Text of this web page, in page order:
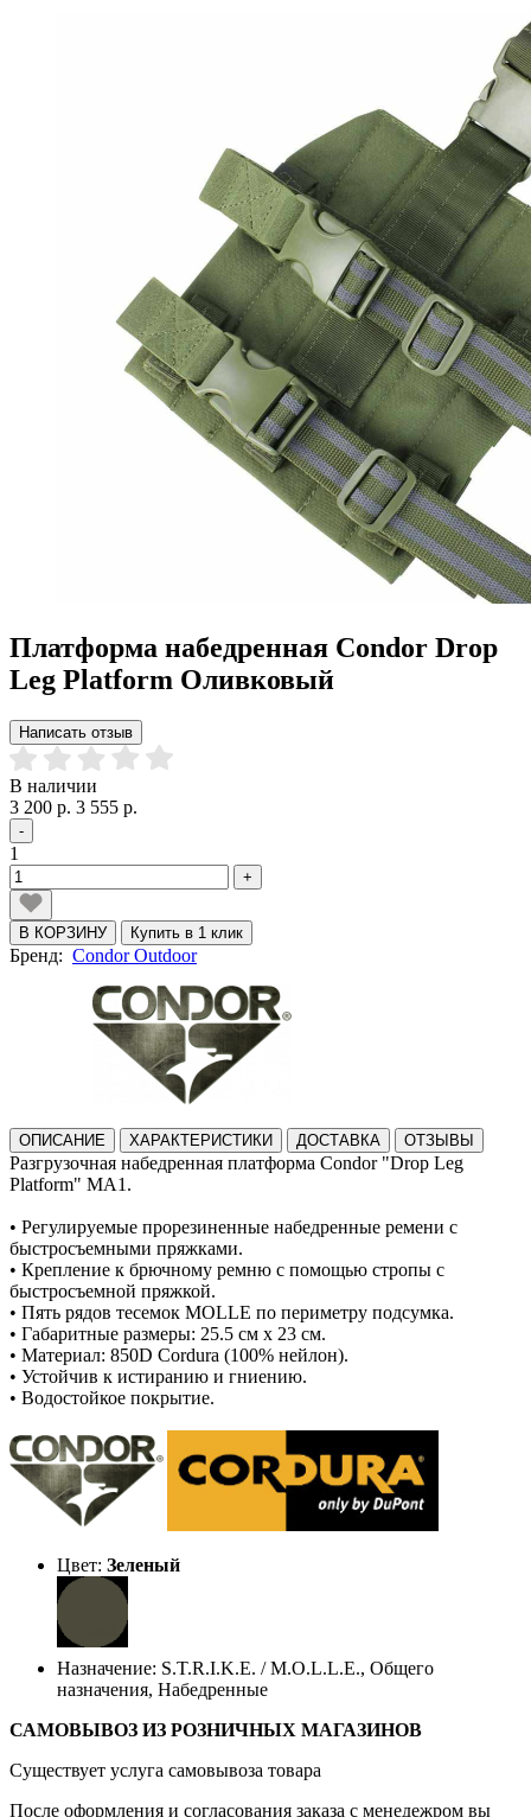
Платформа набедренная Condor Drop
Leg Platform Оливковый
Написать отзыв
В наличии
3 200 р. 3 555 р.
-
1
+
В КОРЗИНУ Купить в 1 клик
Бренд: Condor Outdoor
ОПИСАНИЕ ХАРАКТЕРИСТИКИ ДОСТАВКА ОТЗЫВЫ
Разгрузочная набедренная платформа Condor "Drop Leg
Platform" MA1.
• Регулируемые прорезиненные набедренные ремени с
быстросъемными пряжками.
• Крепление к брючному ремню с помощью стропы с
быстросъемной пряжкой.
• Пять рядов тесемок MOLLE по периметру подсумка.
• Габаритные размеры: 25.5 см x 23 см.
• Материал: 850D Cordura (100% нейлон).
• Устойчив к истиранию и гниению.
• Водостойкое покрытие.
Цвет: Зеленый
Назначение: S.T.R.I.K.E. / M.O.L.L.E., Общего
назначения, Набедренные
САМОВЫВОЗ ИЗ РОЗНИЧНЫХ МАГАЗИНОВ
Существует услуга самовывоза товара
После оформления и согласования заказа с менедежром вы